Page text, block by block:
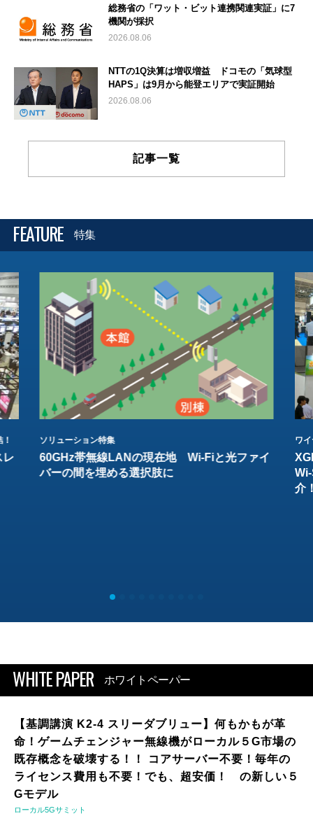
総務省の「ワット・ビット連携関連実証」に7
機関が採択
2026.08.06
NTTの1Q決算は増収増益 ドコモの「気球型
HAPS」は9月から能登エリアで実証開始
2026.08.06
記事一覧
FEATURE 特集
レ
ソリューション特集
60GHz帯無線LANの現在地 Wi-Fiと光ファイ
バーの間を埋める選択肢に
ワ
介
WHITE PAPER ホワイトペーパー
【基調講演 K2-4 スリーダブリュー】何もかもが革
命！ゲームチェンジャー無線機がローカル５G市場の
既存概念を破壊する！！ コアサーバー不要！毎年の
ライセンス費用も不要！でも、超安価！ の新しい５
Gモデル
ローカル5Gサミット